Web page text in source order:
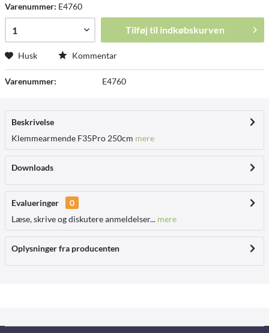
Varenummer: E4760
Tilføj til indkøbskurven
Husk Kommentar
Varenummer: E4760
Beskrivelse
Klemmearmende F35Pro 250cm mere
Downloads
Evalueringer
0
Læse, skrive og diskutere anmeldelser... mere
Oplysninger fra producenten